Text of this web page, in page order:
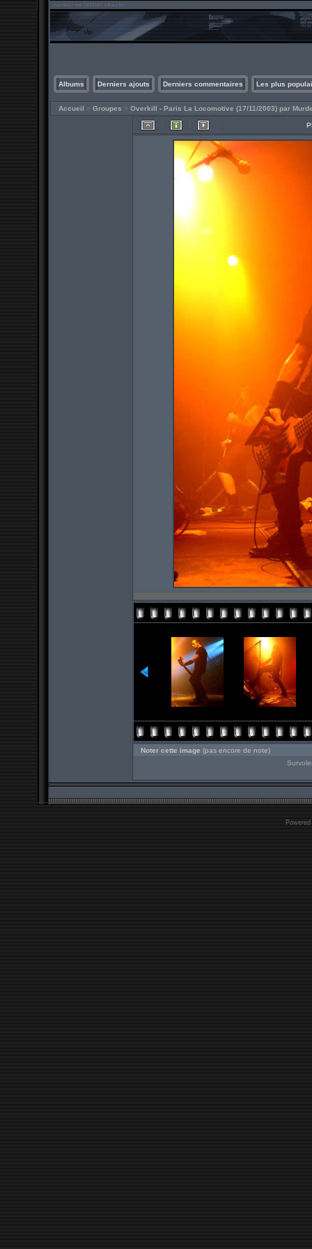
Albums Derniers ajouts Derniers commentaires Les plus
Accueil > Groupes > Overkill - Paris La Locomotive (17/11/2003) par
Noter cette image (pas encore de note)